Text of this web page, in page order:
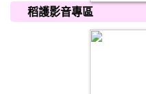
稻護影音專區